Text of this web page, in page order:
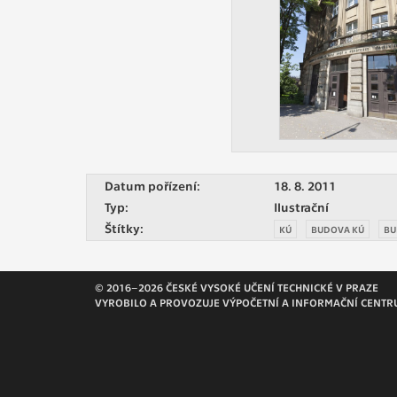
Slouží pro
pomáhají
stran, které
Využívané
Vašich
Cookies,
uvedených
Datum pořízení: 18. 8. 2011
Typ:
Ilustrační
Štítky:
KÚ BUDOVA KÚ
© 2016–2026 ČESKÉ VYSOKÉ UČENÍ TECHNICKÉ V PRAZE
VYROBILO A PROVOZUJE VÝPOČETNÍ A INFORMAČNÍ